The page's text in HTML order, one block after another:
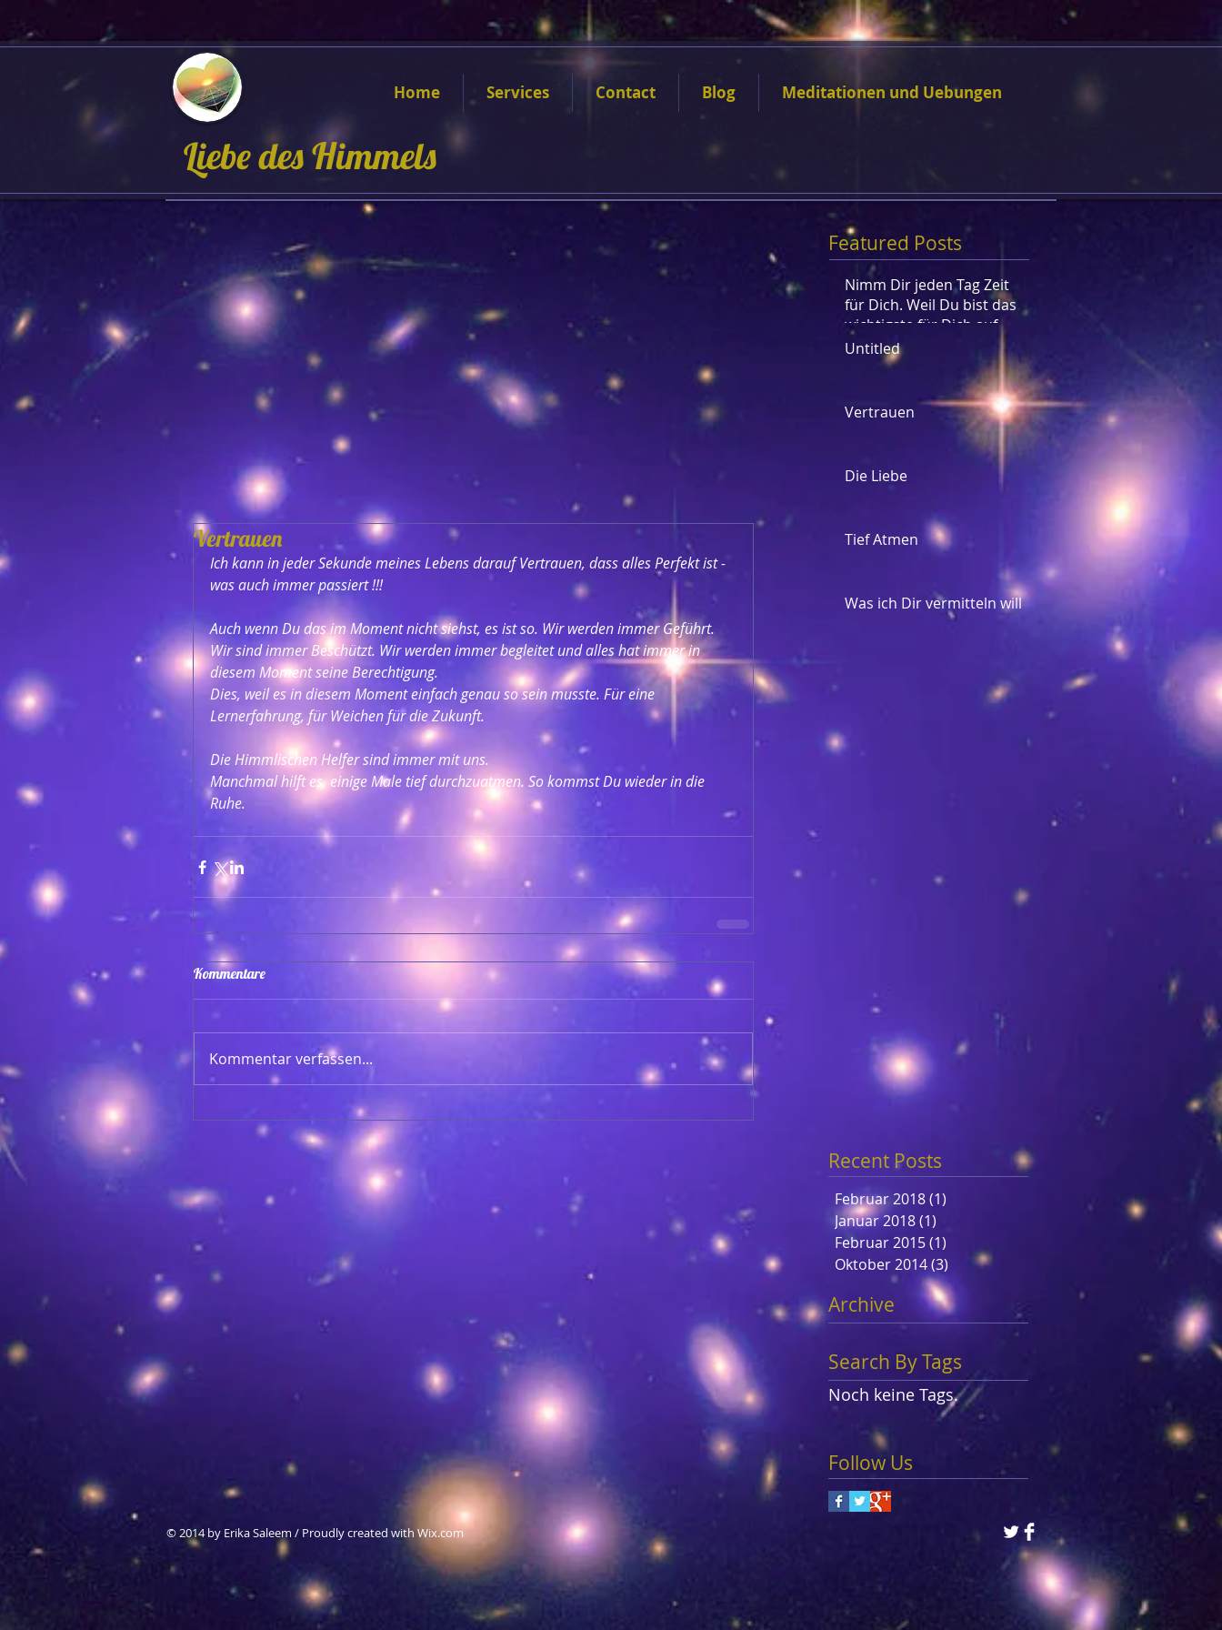
Liebe des Himmels
Home Services Contact Blog Meditationen und Uebungen
Featured Posts
Vertrauen
Ich kann in jeder Sekunde meines Lebens darauf Vertrauen, dass alles Perfekt ist -
was auch immer passiert !!!
Auch wenn Du das im Moment nicht siehst, es ist so. Wir werden immer Geführt.
Wir sind immer Beschützt. Wir werden immer begleitet und alles hat immer in
diesem Moment seine Berechtigung.
Dies, weil es in diesem Moment einfach genau so sein musste. Für eine
Lernerfahrung, für Weichen für die Zukunft.
Die Himmlischen Helfer sind immer mit uns.
Manchmal hilft es, einige Male tief durchzuatmen. So kommst Du wieder in die
Ruhe.
Kommentare
Kommentar verfassen...
Nimm Dir jeden Tag Zeit
für Dich. Weil Du bist das
wichtigste für Dich auf
der Welt. Niemand kann
Untitled
Vertrauen
Die Liebe
Tief Atmen
Was ich Dir vermitteln will
Recent Posts
Februar 2018(1)
Januar 2018(1)
Februar 2015(1)
Oktober 2014(3) 3 Beiträge
Archive
Search By Tags
Noch keine Tags.
Follow Us
© 2014 by Erika Saleem / Proudly created with Wix.com